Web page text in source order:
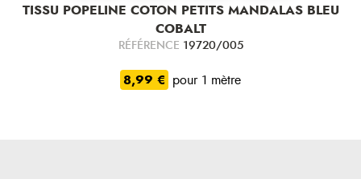
TISSU POPELINE COTON PETITS MANDALAS BLEU
COBALT
RÉFÉRENCE 19720/005
8,99 € pour 1 mètre